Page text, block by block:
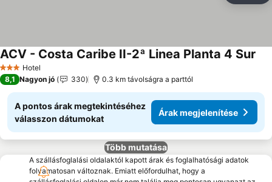
3 Kategória
Hotel
ACV - Costa Caribe II-2ª Linea Planta 4 Sur
8,1 Nagyon jó 330 0.3 km távolságra a parttól
A pontos árak megtekintéséhez
válasszon dátumokat
Árak megjelenítése
Több mutatása
A szállásfoglalási oldalaktól kapott árak és foglalhatósági adatok
folyamatosan változnak. Emiatt előfordulhat, hogy a